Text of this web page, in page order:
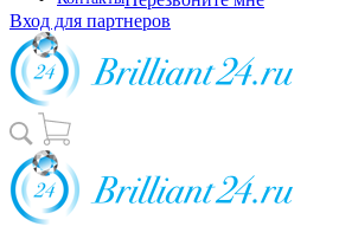
Вход для партнеров